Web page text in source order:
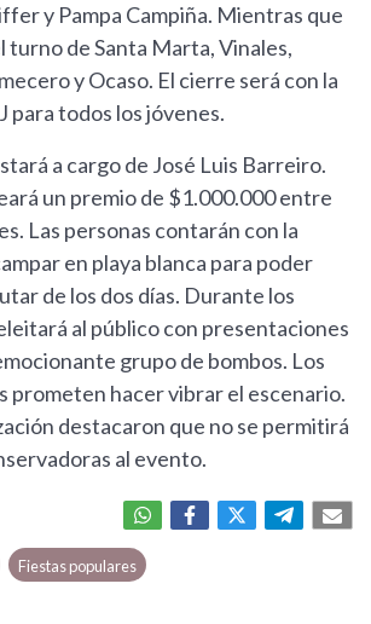
y Pampa Campiña. Mientras que
turno de Santa Marta, Vinales,
y Ocaso. El cierre será con la
para todos los jóvenes.
a cargo de José Luis Barreiro.
un premio de $1.000.000 entre
Las personas contarán con la
en playa blanca para poder
de los dos días. Durante los
al público con presentaciones
grupo de bombos. Los
prometen hacer vibrar el escenario.
destacaron que no se permitirá
al evento.
Fiestas populares